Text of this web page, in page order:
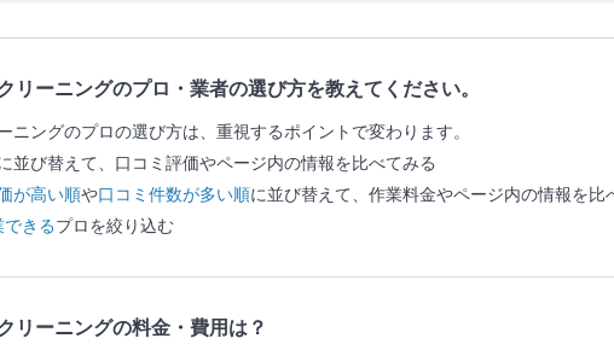
リーニングのプロ・業者の選び方を教えてください。
ニングのプロの選び方は、重視するポイントで変わります。
並び替えて、口コミ評価やページ内の情報を比べてみる
が高い順や口コミ件数が多い順に並び替えて、作業料金やページ内の情報を比
できるプロを絞り込む
リーニングの料金・費用は？